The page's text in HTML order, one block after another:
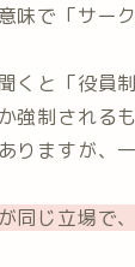
味で「サー
くと「役員
強制される
りますが、
同じ立場で